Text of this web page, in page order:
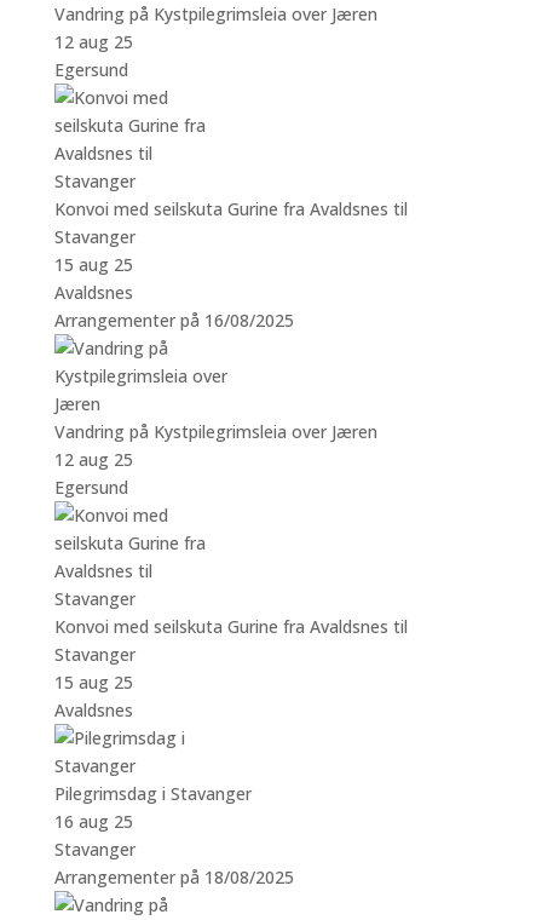
Vandring på Kystpilegrimsleia over Jæren
12 aug 25
Egersund
Konvoi med seilskuta Gurine fra Avaldsnes til
Stavanger
15 aug 25
Avaldsnes
Arrangementer på 16/08/2025
Vandring på Kystpilegrimsleia over Jæren
12 aug 25
Egersund
Konvoi med seilskuta Gurine fra Avaldsnes til
Stavanger
15 aug 25
Avaldsnes
Pilegrimsdag i Stavanger
16 aug 25
Stavanger
Arrangementer på 18/08/2025